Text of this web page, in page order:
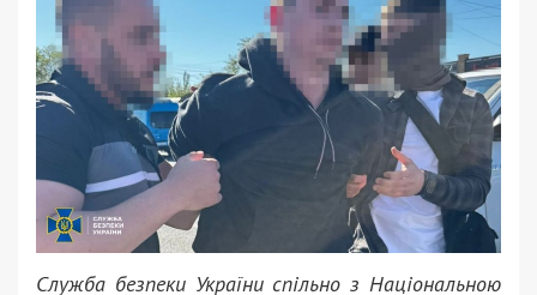
Служба безпеки України спільно з Національною